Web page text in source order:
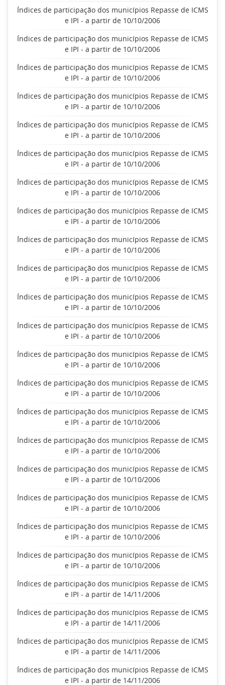
Índices de participação dos municípios Repasse de ICMS
e IPI - a partir de 10/10/2006
Índices de participação dos municípios Repasse de ICMS
e IPI - a partir de 10/10/2006
Índices de participação dos municípios Repasse de ICMS
e IPI - a partir de 10/10/2006
Índices de participação dos municípios Repasse de ICMS
e IPI - a partir de 10/10/2006
Índices de participação dos municípios Repasse de ICMS
e IPI - a partir de 10/10/2006
Índices de participação dos municípios Repasse de ICMS
e IPI - a partir de 10/10/2006
Índices de participação dos municípios Repasse de ICMS
e IPI - a partir de 10/10/2006
Índices de participação dos municípios Repasse de ICMS
e IPI - a partir de 10/10/2006
Índices de participação dos municípios Repasse de ICMS
e IPI - a partir de 10/10/2006
Índices de participação dos municípios Repasse de ICMS
e IPI - a partir de 10/10/2006
Índices de participação dos municípios Repasse de ICMS
e IPI - a partir de 10/10/2006
Índices de participação dos municípios Repasse de ICMS
e IPI - a partir de 10/10/2006
Índices de participação dos municípios Repasse de ICMS
e IPI - a partir de 10/10/2006
Índices de participação dos municípios Repasse de ICMS
e IPI - a partir de 10/10/2006
Índices de participação dos municípios Repasse de ICMS
e IPI - a partir de 10/10/2006
Índices de participação dos municípios Repasse de ICMS
e IPI - a partir de 10/10/2006
Índices de participação dos municípios Repasse de ICMS
e IPI - a partir de 10/10/2006
Índices de participação dos municípios Repasse de ICMS
e IPI - a partir de 10/10/2006
Índices de participação dos municípios Repasse de ICMS
e IPI - a partir de 10/10/2006
Índices de participação dos municípios Repasse de ICMS
e IPI - a partir de 10/10/2006
Índices de participação dos municípios Repasse de ICMS
e IPI - a partir de 14/11/2006
Índices de participação dos municípios Repasse de ICMS
e IPI - a partir de 14/11/2006
Índices de participação dos municípios Repasse de ICMS
e IPI - a partir de 14/11/2006
Índices de participação dos municípios Repasse de ICMS
e IPI - a partir de 14/11/2006